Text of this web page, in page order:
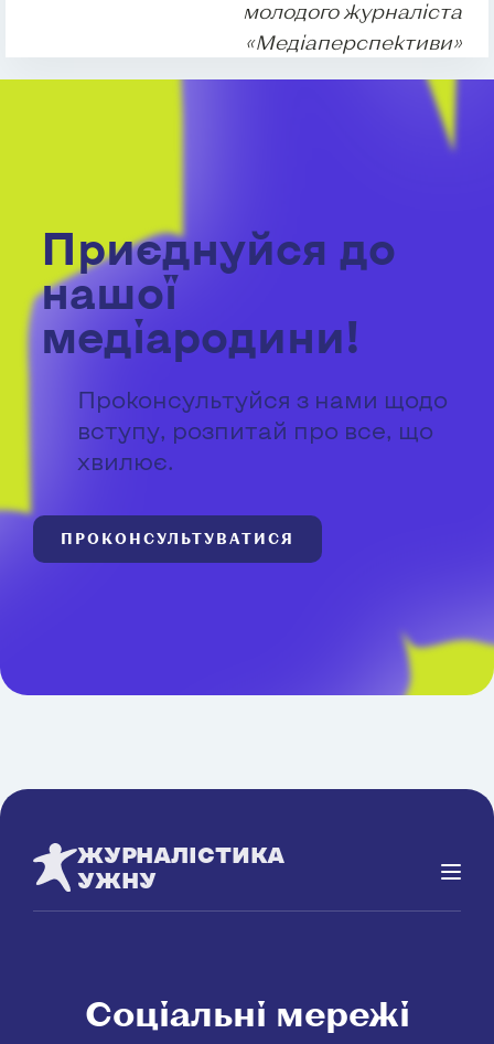
молодого журналіста
«Медіаперспективи»
Приєднуйся до
нашої
медіародини!
Проконсультуйся з нами щодо
вступу, розпитай про все, що
хвилює.
ПРОКОНСУЛЬТУВАТИСЯ
ЖУРНАЛІСТИКА
УЖНУ
Соціальні мережі